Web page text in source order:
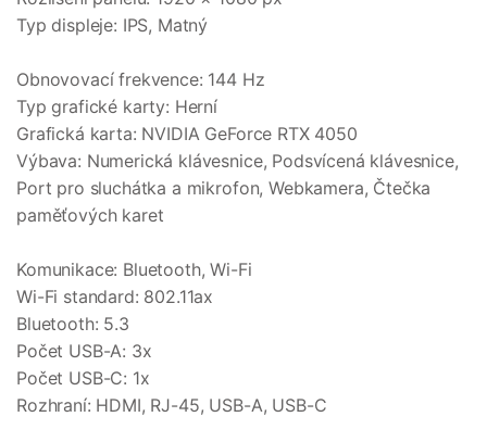
Typ displeje: IPS, Matný
Obnovovací frekvence: 144 Hz
Typ grafické karty: Herní
Grafická karta: NVIDIA GeForce RTX 4050
Výbava: Numerická klávesnice, Podsvícená klávesnice,
Port pro sluchátka a mikrofon, Webkamera, Čtečka
paměťových karet
Komunikace: Bluetooth, Wi-Fi
Wi-Fi standard: 802.11ax
Bluetooth: 5.3
Počet USB-A: 3x
Počet USB-C: 1x
Rozhraní: HDMI, RJ-45, USB-A, USB-C